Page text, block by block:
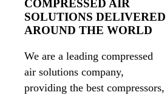
COMPRESSED AIR
SOLUTIONS DELIVERED
AROUND THE WORLD
We are a leading compressed
air solutions company,
providing the best compressors,